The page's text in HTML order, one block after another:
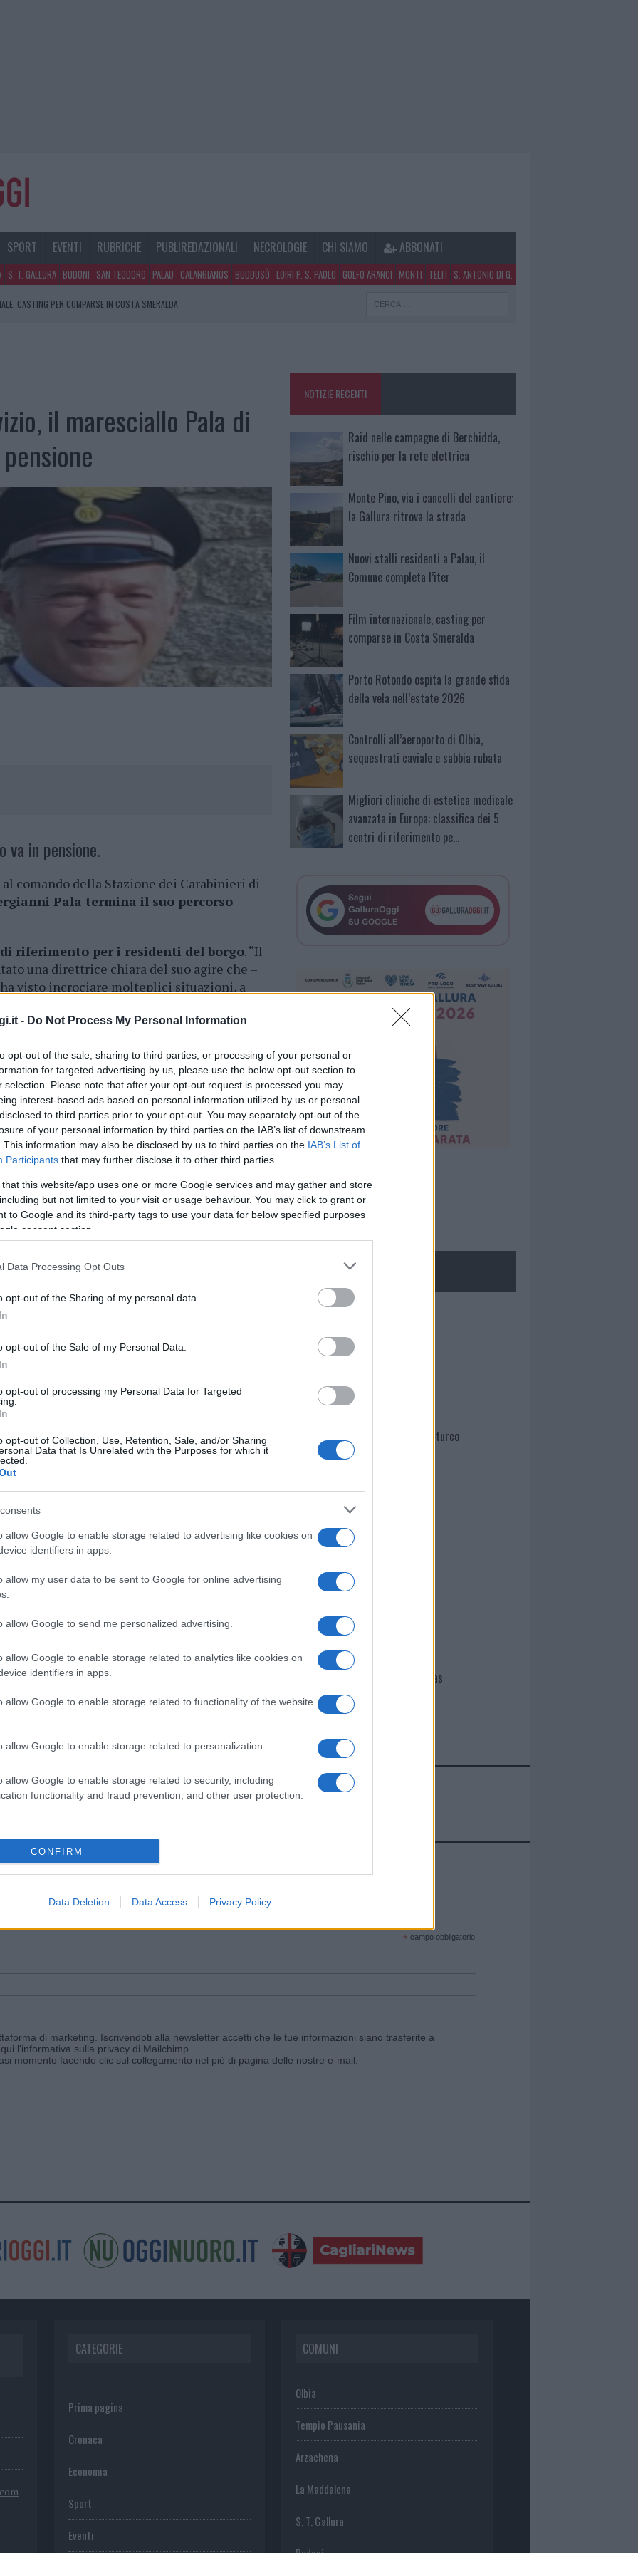
- Do Not Process My Personal Information
opt-out of the sale, sharing to third parties, or processing of your personal or
for targeted advertising by us, please use the below opt-out section to
selection. Please note that after your opt-out request is processed you may
interest-based ads based on personal information utilized by us or personal
to third parties prior to your opt-out. You may separately opt-out of the
of your personal information by third parties on the IAB’s list of downstream
This information may also be disclosed by us to third parties on the IAB’s List of
Participants that may further disclose it to other third parties.
that this website/app uses one or more Google services and may gather and store
but not limited to your visit or usage behaviour. You may click to grant or
to Google and its third-party tags to use your data for below specified purposes
consent section.
Data Processing Opt Outs
opt-out of the Sharing of my personal data.
opt-out of the Sale of my Personal Data.
opt-out of processing my Personal Data for Targeted
opt-out of Collection, Use, Retention, Sale, and/or Sharing
Data that Is Unrelated with the Purposes for which it
allow Google to enable storage related to advertising like cookies on
identifiers in apps.
allow my user data to be sent to Google for online advertising
allow Google to send me personalized advertising.
allow Google to enable storage related to analytics like cookies on
identifiers in apps.
allow Google to enable storage related to functionality of the website
allow Google to enable storage related to personalization.
allow Google to enable storage related to security, including
functionality and fraud prevention, and other user protection.
CONFIRM
Data Deletion Data Access Privacy Policy
SPORT EVENTI RUBRICHE PUBLIREDAZIONALI NECROLOGIE CHI SIAMO ABBONATI
S. T. GALLURA BUDONI SAN TEODORO PALAU CALANGIANUS BUDDUSÒ LOIRI P. S. PAOLO GOLFO ARANCI MONTI TELTI S. ANTONIO DI G.
CASTING PER COMPARSE IN COSTA SMERALDA
il maresciallo Pala di
va in pensione.
comando della Stazione dei Carabinieri di
Pala termina il suo percorso
riferimento per i residenti del borgo. “Il
una direttrice chiara del suo agire che –
visto incrociare molteplici situazioni, a
operativo che umano, per una realtà
è da sempre meta privilegiata di grandi
italiano e internazionale
il maresciallo Pala si porta così nel
all’interno di uno dei luoghi belli della
ringraziarlo, anche a nome di tutti i
lavoro svolto e per la collaborazione
tra il Consorzio e l’arma dei
cliccandoqui
nella sezione
Pala
Maresciallo Porto Rotondo
NOTIZIE RECENTI
Raid nelle campagne di Berchidda,
rischio per la rete elettrica
Monte Pino, via i cancelli del cantiere:
la Gallura ritrova la strada
Nuovi stalli residenti a Palau, il
Comune completa l’iter
Film internazionale, casting per
comparse in Costa Smeralda
Porto Rotondo ospita la grande sfida
della vela nell’estate 2026
Controlli all’aeroporto di Olbia,
sequestrati caviale e sabbia rubata
Migliori cliniche di estetica medicale
avanzata in Europa: classifica dei 5
centri di riferimento pe…
NECROLOGIE
Martina Agostina Diturco
I nostri cari
I nostri cari
Giovannimaria Cabras
Invia un Comunicato Stampa|Pubblicità|Segnala
e ricevi le nostre email periodiche contenenti le ultime notizie pubblicate sul sito web!
* campo obbligatorio
di marketing. Iscrivendoti alla newsletter accetti che le tue informazioni siano trasferite a
l'informativa sulla privacy di Mailchimp
momento facendo clic sul collegamento nel piè di pagina delle nostre e-mail.
CATEGORIE
Prima pagina
Cronaca
Economia
Sport
Eventi
COMUNI
Olbia
Tempio Pausania
Arzachena
La Maddalena
S. T. Gallura